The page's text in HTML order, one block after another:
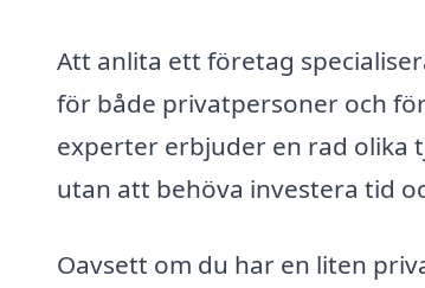
Att anlita ett företag
för både privatpersoner och
experter erbjuder en rad olika
utan att behöva investera tid
Oavsett om du har en liten